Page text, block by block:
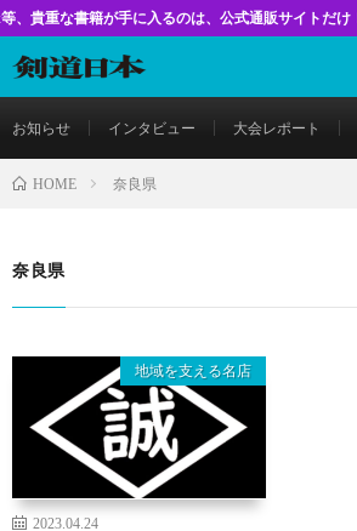
が手に入るのは、公式通販サイトだけ！
お知らせ インタビュー 大会レポート
HOME 奈良県
奈良県
地域を支える名店
2023.04.24